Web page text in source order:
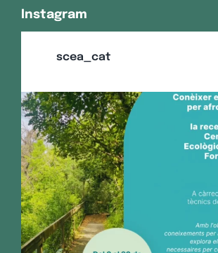
Instagram
scea_cat